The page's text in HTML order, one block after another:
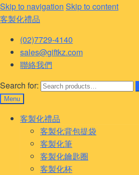
Skip to navigation Skip to content
客製化禮品
(02)7729-4140
sales@giftkz.com
聯絡我們
Search for:
Menu
客製化禮品
客製化背包提袋
客製化筆
客製化鑰匙圈
客製化杯